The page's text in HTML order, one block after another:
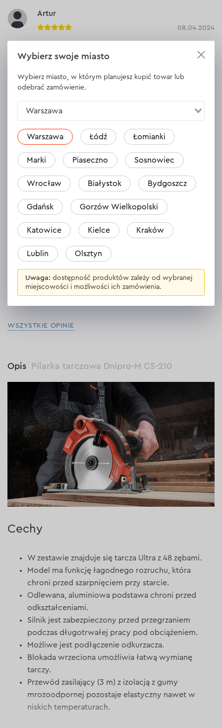
Artur
08.04.2024
poprzednia kilka lat.
Odpowiedź
Mocna pilarka, pewnie leży w dłoniach, tnie bez najmniejszego
trudu. Super sprzęt.
Odpowiedź
Patryk
mega maszyna,tnie jak szalona, polecam!
Odpowiedź
WSZYSTKIE OPINIE
Opis Pilarka tarczowa Dnipro-M CS-210
Cechy
W zestawie znajduje się tarcza Ultra z 48 zębami.
Model ma funkcję łagodnego rozruchu, która
chroni przed szarpnięciem przy starcie.
Odlewana, aluminiowa podstawa chroni przed
odkształceniami.
Silnik jest zabezpieczony przed przegrzaniem
podczas długotrwałej pracy pod obciążeniem.
Możliwe jest podłączenie odkurzacza.
Blokada wrzeciona umożliwia łatwą wymianę
tarczy.
Przewód zasilający (3 m) z izolacją z gumy
mrozoodpornej pozostaje elastyczny nawet w
niskich temperaturach.
Wybierz swoje miasto
Wybierz miasto, w którym planujesz kupić towar lub
odebrać zamówienie.
Warszawa
Warszawa Łódź Łomianki
Marki Piaseczno Sosnowiec
Wrocław Białystok Bydgoszcz
Gdańsk Gorzów Wielkopolski
Katowice Kielce Kraków
Lublin Olsztyn
Uwaga: dostępność produktów zależy od wybranej
miejscowości i możliwości ich zamówienia.